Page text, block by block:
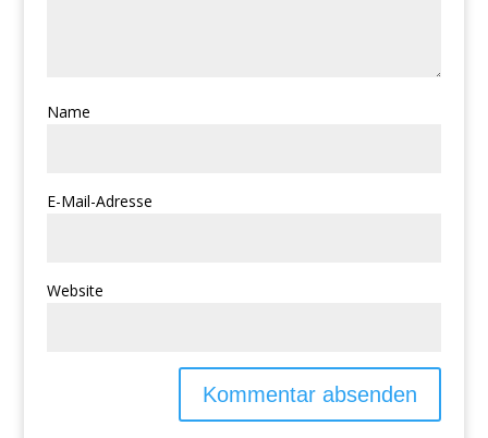
Name
E-Mail-Adresse
Website